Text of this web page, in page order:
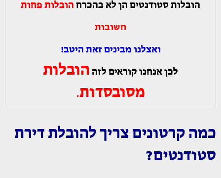
הובלות סטודנטים הן לא בהכרח הובלות פחות
חשובות
ואצלנו מבינים זאת היטב!
לכן אנחנו קוראים לזה הובלות
מסובסדות.
כמה קרטונים צריך להובלת דירת
סטודנטים?